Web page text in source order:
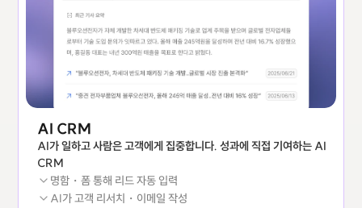
AI CRM
AI가 일하고 사람은 고객에게 집중합니다. 성과에 직접 기여하는 AI
CRM
명함・폼 통해 리드 자동 입력
AI가 고객 리서치・이메일 작성